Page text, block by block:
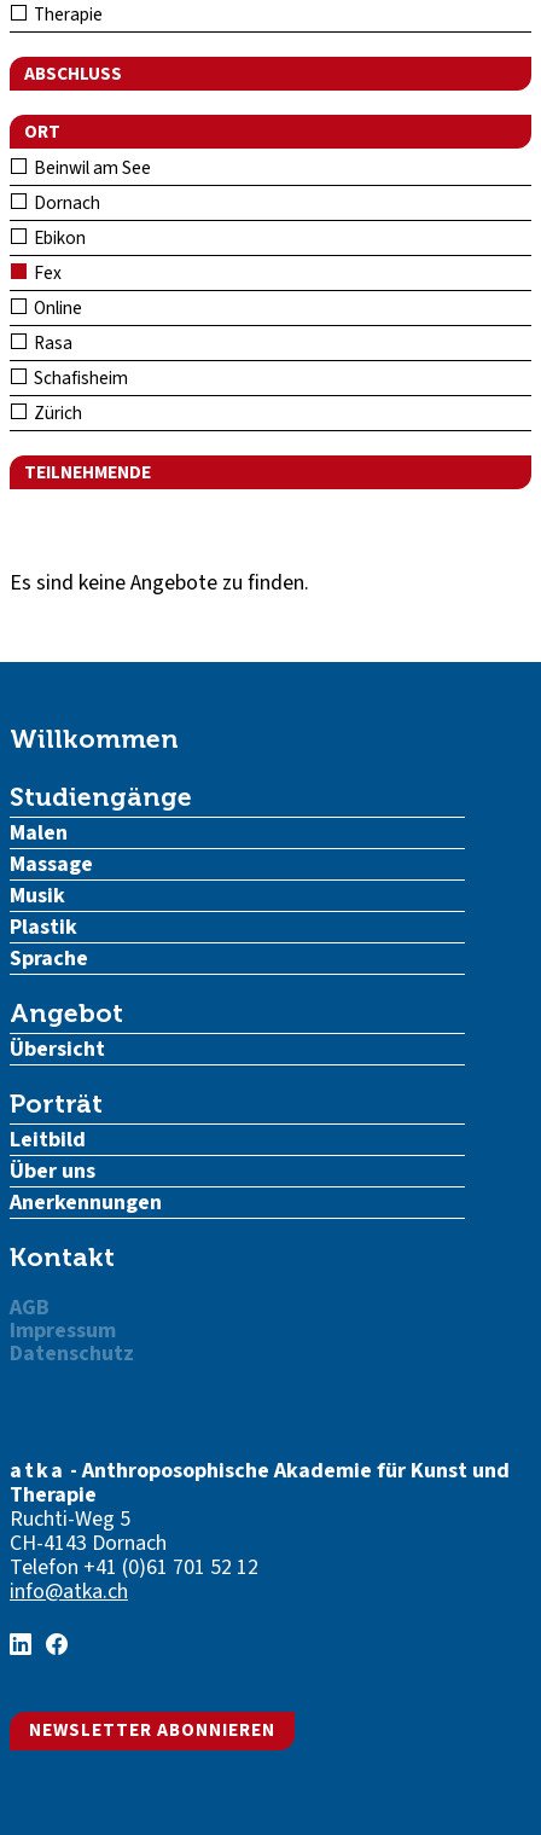
Therapie
ABSCHLUSS
ORT
Beinwil am See
Dornach
Ebikon
Fex
Online
Rasa
Schafisheim
Zürich
TEILNEHMENDE
Es sind keine Angebote zu finden.
Willkommen
Studiengänge
Malen
Massage
Musik
Plastik
Sprache
Angebot
Übersicht
Porträt
Leitbild
Über uns
Anerkennungen
Kontakt
AGB
Impressum
Datenschutz
atka - Anthroposophische Akademie für Kunst und
Therapie
Ruchti-Weg 5
CH-4143 Dornach
Telefon +41 (0)61 701 52 12
info@atka.ch
NEWSLETTER ABONNIEREN